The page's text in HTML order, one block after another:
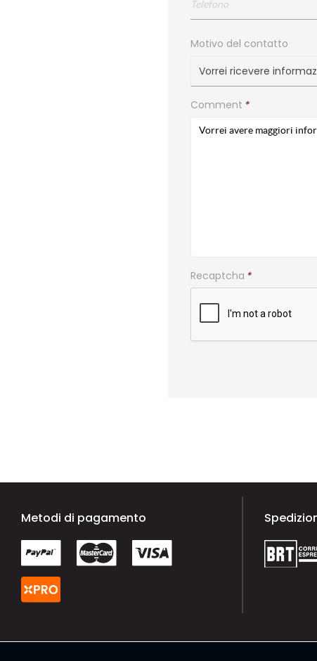
Motivo del contatto
Vorrei ricevere
Comment *
Recaptcha *
Metodi di pagamento